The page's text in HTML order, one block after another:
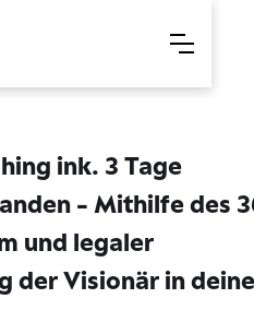
ink. 3 Tage
- Mithilfe des
und legaler
der Visionär in